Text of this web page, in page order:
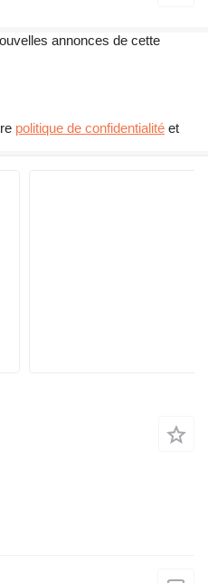
annonces de cette
politique de confidentialité et